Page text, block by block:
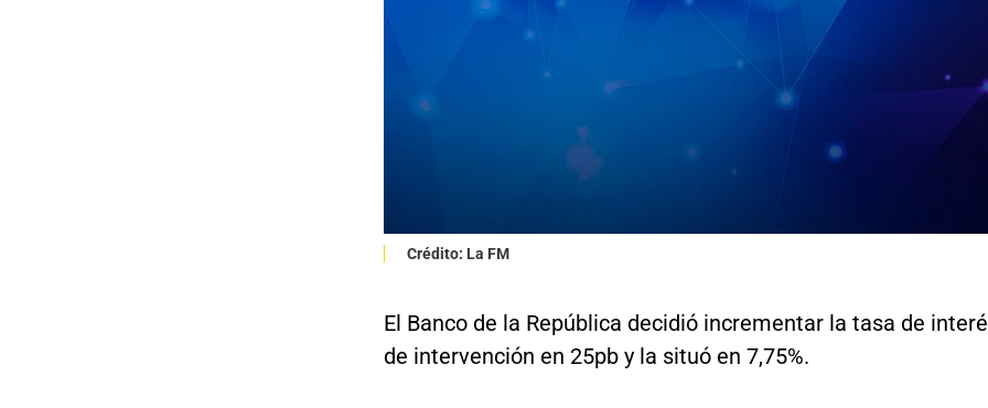
Crédito: La FM
El Banco de la República decidió incrementar la tasa de
de intervención en 25pb y la situó en 7,75%.